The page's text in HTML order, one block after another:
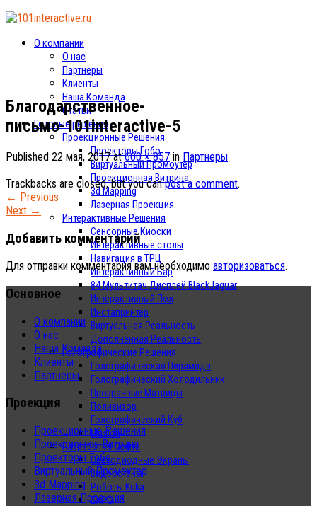
О компании
О нас
Партнеры
Клиенты
Наша Команда
Статьи
Готовые решения
Проекционные Решения
Проекторы Гобо
Виртуальный Промоутер
Проекционная Витрина
3d Mapping
Лазерная Проекция
Интерактивные Решения
Сенсорные Киоски
Интерактивные столы
Навигация в ТРЦ
Интерактивный Бар
84 Мультитач Дисплей BlackJaguar
Интерактивный Пол
Инстапринтер
Виртуальная Реальность
Дополненная Реальность
Голографические Решения
Голографическая Пирамида
Голографический Холодильник
Прозрачные Матрицы
Поливизор
Голографический Куб
Musion
Разработка Софта
Светодиодные Экраны
Видеостены
Роботы Kuka
EXPO
Благодарственное-
письмо-101interactive-5
Published 22 мая, 2017at600 × 857 in Партнеры
Trackbacks are closed, but you canpost a comment.
← Previous
Next →
Добавить комментарий
Для отправки комментария вам необходимо авторизоваться.
Основное
О компании
О нас
Наша Команда
Клиенты
Партнеры
Проекция
Проекционные Решения
Проекционная Витрина
Проекторы Гобо
Виртуальный Промоутер
3d Mapping
Лазерная Проекция